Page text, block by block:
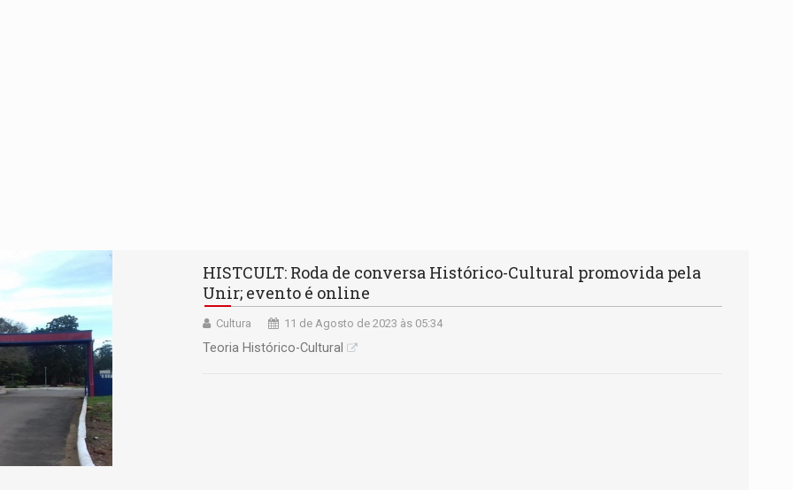
HISTCULT: Roda de conversa Histórico-Cultural promovida pela
Unir; evento é online
Cultura 11 de Agosto de 2023 às 05:34
Teoria Histórico-Cultural